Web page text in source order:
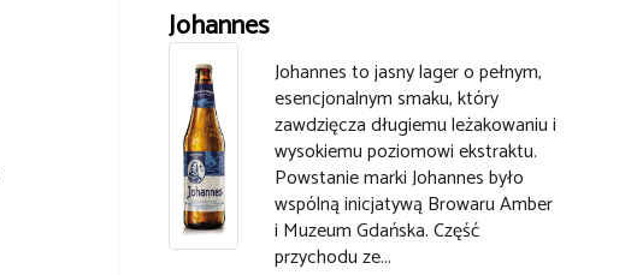
Johannes
Johannes to jasny lager o pełnym,
esencjonalnym smaku, który
zawdzięcza długiemu leżakowaniu i
wysokiemu poziomowi ekstraktu.
Powstanie marki Johannes było
wspólną inicjatywą Browaru Amber
i Muzeum Gdańska. Część
przychodu ze...